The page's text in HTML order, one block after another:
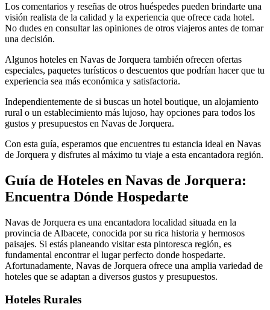
Los comentarios y reseñas de otros huéspedes pueden brindarte una
visión realista de la calidad y la experiencia que ofrece cada hotel.
No dudes en consultar las opiniones de otros viajeros antes de tomar
una decisión.
Algunos hoteles en Navas de Jorquera también ofrecen ofertas
especiales, paquetes turísticos o descuentos que podrían hacer que tu
experiencia sea más económica y satisfactoria.
Independientemente de si buscas un hotel boutique, un alojamiento
rural o un establecimiento más lujoso, hay opciones para todos los
gustos y presupuestos en Navas de Jorquera.
Con esta guía, esperamos que encuentres tu estancia ideal en Navas
de Jorquera y disfrutes al máximo tu viaje a esta encantadora región.
Guía de Hoteles en Navas de Jorquera:
Encuentra Dónde Hospedarte
Navas de Jorquera es una encantadora localidad situada en la
provincia de Albacete, conocida por su rica historia y hermosos
paisajes. Si estás planeando visitar esta pintoresca región, es
fundamental encontrar el lugar perfecto donde hospedarte.
Afortunadamente, Navas de Jorquera ofrece una amplia variedad de
hoteles que se adaptan a diversos gustos y presupuestos.
Hoteles Rurales